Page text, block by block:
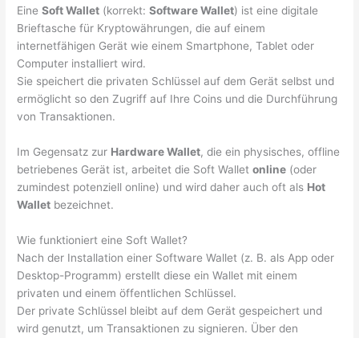
EineSoft Wallet (korrekt:Software Wallet) ist eine digitale
Brieftasche für Kryptowährungen, die auf einem
internetfähigen Gerät wie einem Smartphone, Tablet oder
Computer installiert wird.
Sie speichert die privaten Schlüssel auf dem Gerät selbst und
ermöglicht so den Zugriff auf Ihre Coins und die Durchführung
von Transaktionen.
Im Gegensatz zur Hardware Wallet, die ein physisches, offline
betriebenes Gerät ist, arbeitet die Soft Walletonline (oder
zumindest potenziell online) und wird daher auch oft als Hot
Wallet bezeichnet.
Wie funktioniert eine Soft Wallet?
Nach der Installation einer Software Wallet (z. B. als App oder
Desktop-Programm) erstellt diese ein Wallet mit einem
privaten und einem öffentlichen Schlüssel.
Der private Schlüssel bleibt auf dem Gerät gespeichert und
wird genutzt, um Transaktionen zu signieren. Über den